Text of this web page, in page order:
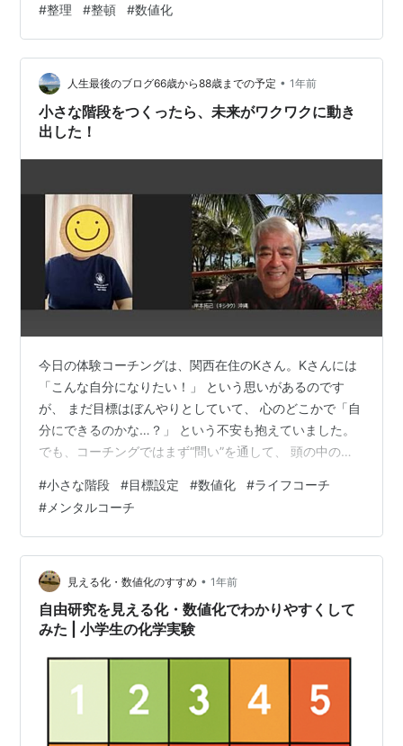
動（仕組みづくり） ②そもそも、机をキレイにすること
を忘れる問題→イスに座った正面の壁に【机をキレイ
に、心を磨け！】を貼った（仕組みづくり） ③散らかり
度を数値にして、毎日記録する→カレンダーとか レシー
トは１枚＝１点、物も１個で１点 スマホの充電は、ギリ
ＯＫ！ 床に置いてある物も１点 …
#整理 #整頓 #数値化
人生最後のブログ66歳から88歳までの予定 • 1年前
小さな階段をつくったら、未来がワクワクに動き
出した！
今日の体験コーチングは、関西在住のKさん。Kさんには
「こんな自分になりたい！」 という思いがあるのです
が、 まだ目標はぼんやりとしていて、 心のどこかで「自
分にできるのかな…？」 という不安も抱えていました。
でも、コーチングではまず“問い”を通して、 頭の中のイ
態になったら、目標が達成したと言えるだろう？」「そ
れは数字で表すとどれくらい？」「いつまでにそれを実
現したい？」 こうして数値化や期限を決めていくと、 ぼ
んやりしていた目標が、 だんだんハッキリとした姿に変
わっていきました。 さらに、その目標までの道のりに
“小さな階段” をつくって…
#小さな階段 #目標設定 #数値化 #ライフコーチ
# メンタルコーチ
見える化・数値化のすすめ • 1年前
自由研究を見える化・数値化でわかりやすくして
みた | 小学生の化学実験